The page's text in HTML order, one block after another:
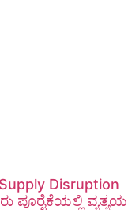
Disruption
ಪೂರೈಕೆಯಲ್ಲಿ ವ್ಯತ್ಯಯ